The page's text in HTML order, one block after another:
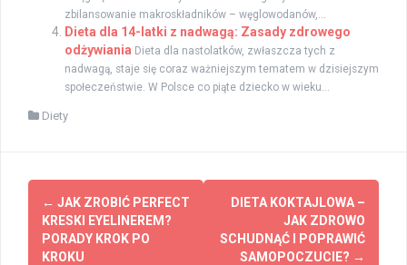
zbilansowanie makroskładników – węglowodanów,...
Dieta dla 14-latki z nadwagą: Zasady zdrowego
odżywiania Dieta dla nastolatków, zwłaszcza tych z
nadwagą, staje się coraz ważniejszym tematem w dzisiejszym
społeczeństwie. W Polsce co piąte dziecko w wieku...
Diety
Zobacz
wpisy
← JAK ZROBIĆ PERFECT
KRESKI EYELINEREM?
PORADY KROK PO
KROKU
DIETA KOKTAJLOWA –
JAK ZDROWO
SCHUDNĄĆ I POPRAWIĆ
SAMOPOCZUCIE? →